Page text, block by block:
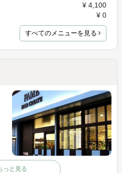
¥ 4,100
¥ 0
すべてのメニューを見る
っと見る